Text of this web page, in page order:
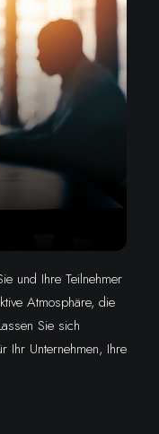
und Ihre Teilnehmer
Atmosphäre, die
Sie sich
Ihr Unternehmen, Ihre